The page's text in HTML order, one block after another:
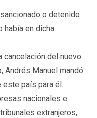
o detenido
había en dicha
cancelación del nuevo
Andrés Manuel mandó
este país para él.
nacionales e
extranjeros,